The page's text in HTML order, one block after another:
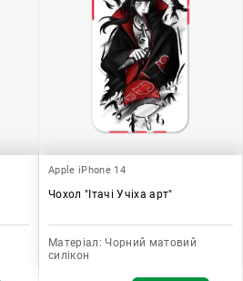
Apple iPhone 14
Чохол "Ітачі Учіха арт"
Матеріал: Чорний матовий
силікон